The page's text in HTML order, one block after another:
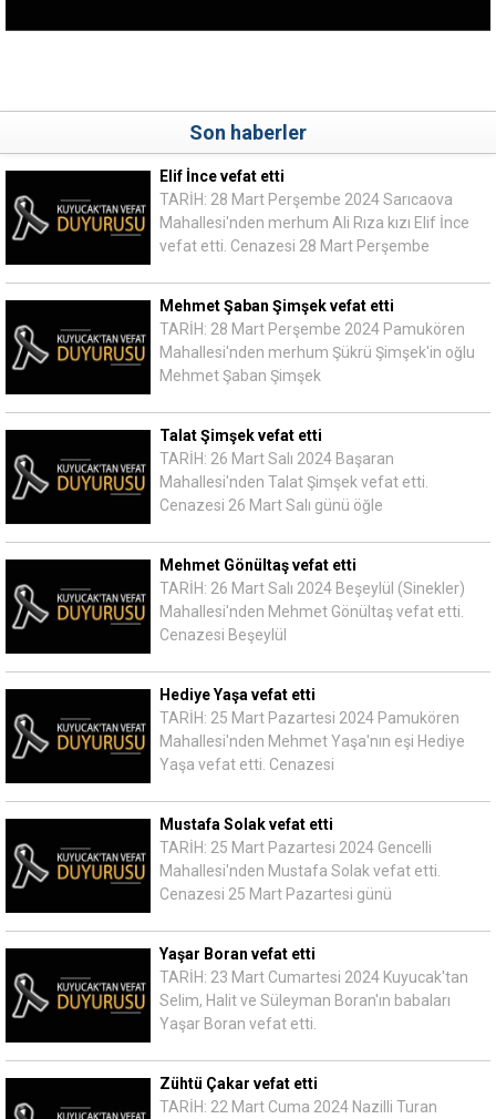
Son haberler
Elif İnce vefat etti
TARİH: 28 Mart Perşembe 2024 Sarıcaova
Mahallesi'nden merhum Ali Rıza kızı Elif İnce
vefat etti. Cenazesi 28 Mart Perşembe
Mehmet Şaban Şimşek vefat etti
TARİH: 28 Mart Perşembe 2024 Pamukören
Mahallesi'nden merhum Şükrü Şimşek'in oğlu
Mehmet Şaban Şimşek
Talat Şimşek vefat etti
TARİH: 26 Mart Salı 2024 Başaran
Mahallesi'nden Talat Şimşek vefat etti.
Cenazesi 26 Mart Salı günü öğle
Mehmet Gönültaş vefat etti
TARİH: 26 Mart Salı 2024 Beşeylül (Sinekler)
Mahallesi'nden Mehmet Gönültaş vefat etti.
Cenazesi Beşeylül
Hediye Yaşa vefat etti
TARİH: 25 Mart Pazartesi 2024 Pamukören
Mahallesi'nden Mehmet Yaşa'nın eşi Hediye
Yaşa vefat etti. Cenazesi
Mustafa Solak vefat etti
TARİH: 25 Mart Pazartesi 2024 Gencelli
Mahallesi'nden Mustafa Solak vefat etti.
Cenazesi 25 Mart Pazartesi günü
Yaşar Boran vefat etti
TARİH: 23 Mart Cumartesi 2024 Kuyucak'tan
Selim, Halit ve Süleyman Boran'ın babaları
Yaşar Boran vefat etti.
Zühtü Çakar vefat etti
TARİH: 22 Mart Cuma 2024 Nazilli Turan